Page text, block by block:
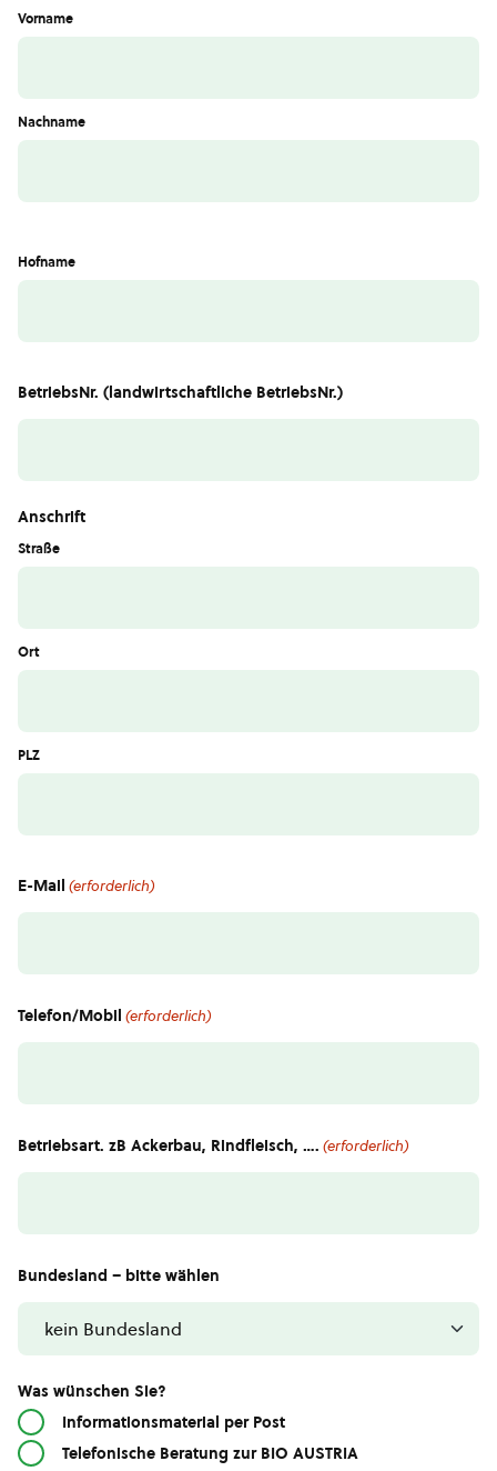
Vorname
Nachname
Hofname
BetriebsNr. (landwirtschaftliche BetriebsNr.)
Anschrift
Straße
Ort
PLZ
E-Mail (erforderlich)
Telefon/Mobil (erforderlich)
Betriebsart. zB Ackerbau, Rindfleisch, …. (erforderlich)
Bundesland – bitte wählen
Was wünschen Sie?
Informationsmaterial per Post
Telefonische Beratung zur BIO AUSTRIA